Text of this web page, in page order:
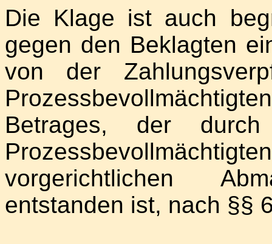
Die Klage ist auch
gegen den Beklagten
von der
Betrages, der
vorgerichtlichen
entstanden ist, nach §§